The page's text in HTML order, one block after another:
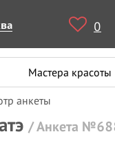
0
Мастера красоты
анкеты
/ Анкета